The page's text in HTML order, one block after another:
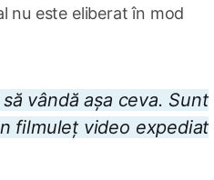
nu este eliberat în mod
vândă așa ceva. Sunt
filmuleț video expediat